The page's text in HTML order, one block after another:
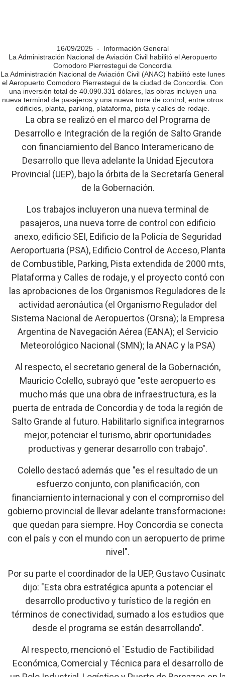
16/09/2025 - Información General
La Administración Nacional de Aviación Civil habilitó el Aeropuerto
Comodoro Pierrestegui de Concordia
La Administración Nacional de Aviación Civil (ANAC) habilitó este lunes
el Aeropuerto Comodoro Pierrestegui de la ciudad de Concordia. Con
una inversión total de 40.090.331 dólares, las obras incluyen una
nueva terminal de pasajeros y una nueva torre de control, entre otros
edificios, planta, parking, plataforma, pista y calles de rodaje.
La obra se realizó en el marco del Programa de
Desarrollo e Integración de la región de Salto Grande
con financiamiento del Banco Interamericano de
Desarrollo que lleva adelante la Unidad Ejecutora
Provincial (UEP), bajo la órbita de la Secretaría General
de la Gobernación.
Los trabajos incluyeron una nueva terminal de
pasajeros, una nueva torre de control con edificio
anexo, edificio SEI, Edificio de la Policía de Seguridad
Aeroportuaria (PSA), Edificio Control de Acceso, Planta
de Combustible, Parking, Pista extendida de 2000 mts,
Plataforma y Calles de rodaje, y el proyecto contó con
las aprobaciones de los Organismos Reguladores de
actividad aeronáutica (el Organismo Regulador del
Sistema Nacional de Aeropuertos (Orsna); la Empresa
Argentina de Navegación Aérea (EANA); el Servicio
Meteorológico Nacional (SMN); la ANAC y la PSA)
Al respecto, el secretario general de la Gobernación,
Mauricio Colello, subrayó que "este aeropuerto es
mucho más que una obra de infraestructura, es la
puerta de entrada de Concordia y de toda la región de
Salto Grande al futuro. Habilitarlo significa integrarnos
mejor, potenciar el turismo, abrir oportunidades
productivas y generar desarrollo con trabajo".
Colello destacó además que "es el resultado de un
esfuerzo conjunto, con planificación, con
financiamiento internacional y con el compromiso del
gobierno provincial de llevar adelante
que quedan para siempre. Hoy Concordia se conecta
con el país y con el mundo con un aeropuerto de
nivel".
Por su parte el coordinador de la UEP, Gustavo
dijo: "Esta obra estratégica apunta a potenciar el
desarrollo productivo y turístico de la región en
términos de conectividad, sumado a los estudios que
desde el programa se están desarrollando".
Al respecto, mencionó el `Estudio de Factibilidad
Económica, Comercial y Técnica para el desarrollo de